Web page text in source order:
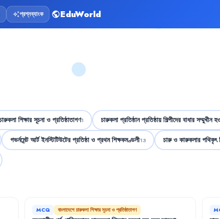
auto_awesomeপ্রশ্নব্যাংক publicEduWorld
শিক্ষার সূচনা ও প্রতিষ্ঠাতাগণ1 চারুকলা প্রতিষ্ঠান প্রতিষ্ঠায় শিল্পীদের বাধার সম্মুখীন
গভর্নমেন্ট আর্ট ইনস্টিটিউটের প্রতিষ্ঠা ও প্রথম শিক্ষকমণ্ডলী13 চারু ও কারুকলার পথিকৃৎ
MCQ বাংলাদেশে চারুকলা শিক্ষার সূচনা ও প্রতিষ্ঠাতাগণ